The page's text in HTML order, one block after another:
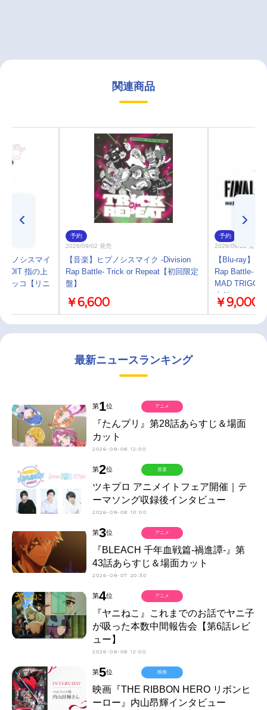
関連商品
プノシスマイ
EDIT 指の上
ッコ【リニ
予約
2026/09/02 発売
【音楽】ヒプノシスマイク -Division
Rap Battle- Trick or Repeat【初回限定
盤】
￥6,600
予約
2026/09/30 発売
【Blu-ray】
Rap Battle-
MAD
本舗
￥9,000
最新ニュースランキング
第1位
『たんプリ』第28話あらすじ＆場面
カット
2026-08-08 12:00
アニメ
第2位
ツキプロ アニメイトフェア開催｜テ
ーマソング収録後インタビュー
2026-08-08 10:00
音楽
第3位
『BLEACH 千年血戦篇-禍進譚-』第
43話あらすじ＆場面カット
2026-08-07 20:30
アニメ
第4位
『ヤニねこ』これまでのお話でヤニ子
が吸った本数中間報告会【第6話レビ
ュー】
2026-08-08 12:00
アニメ
第5位
映画『THE RIBBON HERO リボンヒ
ーロー』内山昂輝インタビュー
映画